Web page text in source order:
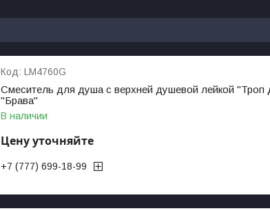
LM4760G
Смеситель для душа с верхней душевой лейкой "Троп
"Брава"
В наличии
Цену уточняйте
+7 (777) 699-18-99